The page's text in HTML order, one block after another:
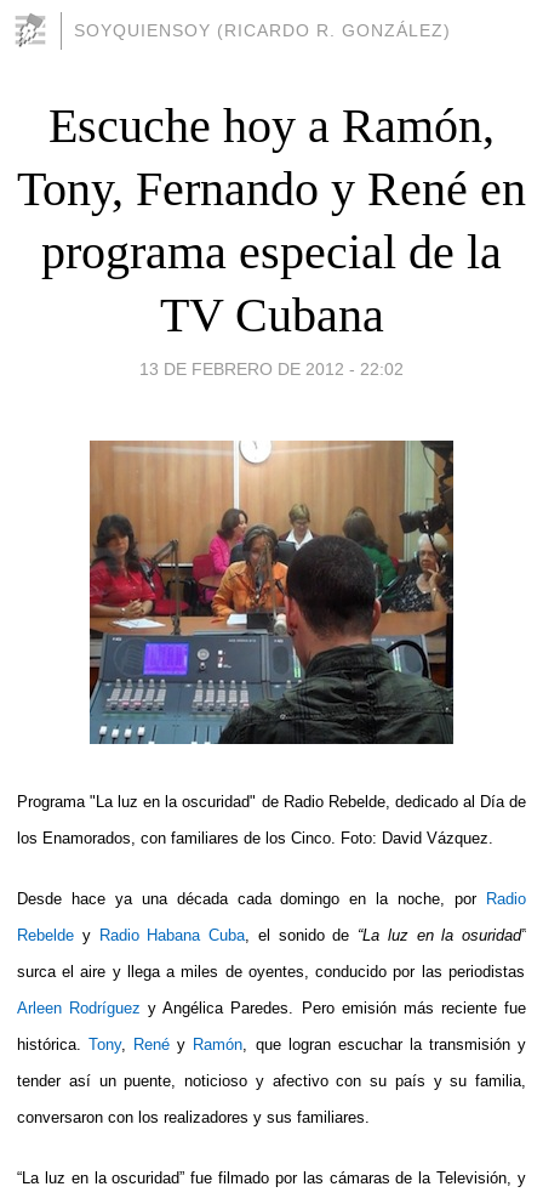
SOYQUIENSOY (RICARDO R. GONZÁLEZ)
Escuche hoy a Ramón,
Tony, Fernando y René en
programa especial de la
TV Cubana
13 DE FEBRERO DE 2012 - 22:02
Programa "La luz en la oscuridad" de Radio Rebelde, dedicado al Día de
los Enamorados, con familiares de los Cinco. Foto: David Vázquez.
Desde hace ya una década cada domingo en la noche, por Radio
Rebelde y Radio Habana Cuba , el sonido de “La luz en la osuridad”
surca el aire y llega a miles de oyentes, conducido por las periodistas
Arleen Rodríguez y Angélica Paredes. Pero emisión más reciente fue
histórica.Tony, René y Ramón , que logran escuchar la transmisión y
tender así un puente, noticioso y afectivo con su país y su familia,
conversaron con los realizadores y sus familiares.
“La luz en la oscuridad” fue filmado por las cámaras de la Televisión, y